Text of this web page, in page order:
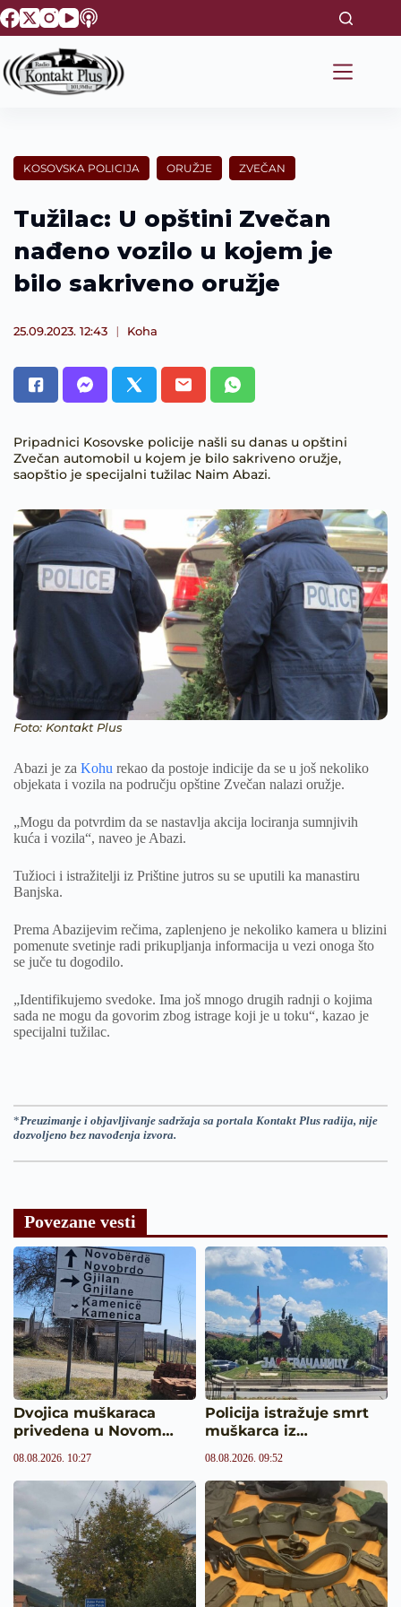
S
k
p
t
e
t
KOSOVSKA POLICIJA ORUŽJE ZVEČAN
Tužilac: U opštini Zvečan
nađeno vozilo u kojem je
bilo sakriveno oružje
25.09.2023. 12:43 Koha
Pripadnici Kosovske policije našli su danas u opštini
Zvečan automobil u kojem je bilo sakriveno oružje,
saopštio je specijalni tužilac Naim Abazi.
Foto: Kontakt Plus
Abazi je za Kohu rekao da postoje indicije da se u još nekoliko
objekata i vozila na području opštine Zvečan nalazi oružje.
„Mogu da potvrdim da se nastavlja akcija lociranja sumnjivih
kuća i vozila“, naveo je Abazi.
Tužioci i istražitelji iz Prištine jutros su se uputili ka manastiru
Banjska.
Prema Abazijevim rečima, zaplenjeno je nekoliko kamera u blizini
pomenute svetinje radi prikupljanja informacija u vezi onoga što
se juče tu dogodilo.
„Identifikujemo svedoke. Ima još mnogo drugih radnji o kojima
sada ne mogu da govorim zbog istrage koji je u toku“, kazao je
specijalni tužilac.
*Preuzimanje i objavljivanje sadržaja sa portala Kontakt Plus radija, nije
dozvoljeno bez navođenja izvora.
Povezane vesti
Dvojica muškaraca
privedena u Novom…
08.08.2026. 10:27
Policija istražuje smrt
muškarca iz…
08.08.2026. 09:52